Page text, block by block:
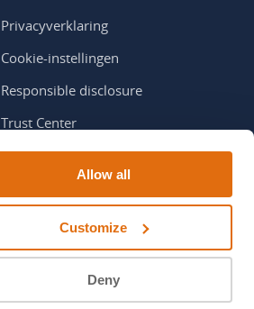
Allow all
Customize
Deny
Privacyverklaring
Cookie-instellingen
Responsible disclosure
Trust Center
Spotify Instagram